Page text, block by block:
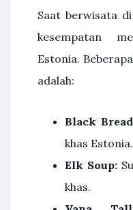
Saat berwisata
kesempatan
Estonia.
adalah:
Black
khas Estonia.
Elk Soup:
khas.